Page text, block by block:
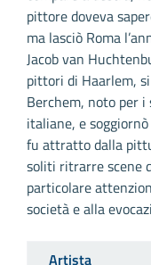
pittore doveva
ma lasciò Roma
Jacob van
pittori di Haarlem,
Berchem, noto per i
italiane, e
fu attratto dalla
soliti ritrarre scene
particolare
società e alla
Artista